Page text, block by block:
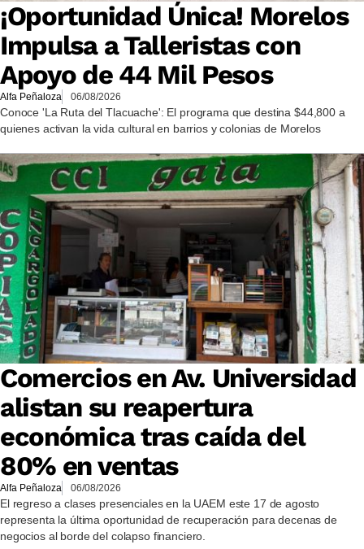
¡Oportunidad Única! Morelos
Impulsa a Talleristas con
Apoyo de 44 Mil Pesos
Alfa Peñaloza 06/08/2026
Conoce 'La Ruta del Tlacuache': El programa que destina $44,800 a
quienes activan la vida cultural en barrios y colonias de Morelos
Comercios en Av. Universidad
alistan su reapertura
económica tras caída del
80% en ventas
Alfa Peñaloza 06/08/2026
El regreso a clases presenciales en la UAEM este 17 de agosto
representa la última oportunidad de recuperación para decenas de
negocios al borde del colapso financiero.